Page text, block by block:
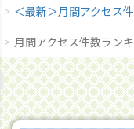
＜最新＞月間アクセス
月間アクセス件数ラン